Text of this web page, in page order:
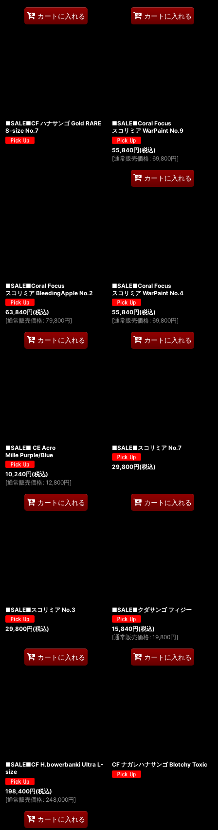
カートに入れる カートに入れる
■SALE■CF ハナサンゴ Gold RARE
S-size No.7
■SALE■Coral Focus
スコリミア WarPaint No.9
55,840円(税込)
[通常販売価格 : 69,800円]
カートに入れる
■SALE■Coral Focus
スコリミア BleedingApple No.2
63,840円(税込)
[通常販売価格 : 79,800円]
カートに入れる
■SALE■Coral Focus
スコリミア WarPaint No.4
55,840円(税込)
[通常販売価格 : 69,800円]
カートに入れる
■SALE■ CE Acro
Mille Purple/Blue
10,240円(税込)
[通常販売価格 : 12,800円]
カートに入れる
■SALE■スコリミア No.7
29,800円(税込)
カートに入れる
■SALE■スコリミア No.3
29,800円(税込)
カートに入れる
■SALE■クダサンゴ フィジー
15,840円(税込)
[通常販売価格 : 19,800円]
カートに入れる
■SALE■CF H.bowerbanki Ultra L-
size
198,400円(税込)
[通常販売価格 : 248,000円]
カートに入れる
CF ナガレハナサンゴ Blotchy Toxic